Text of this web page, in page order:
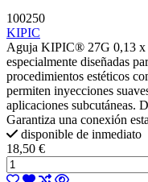
100250
KIPIC
Aguja KIPIC® 27G 0,13 x
especialmente diseñadas
procedimientos estéticos
permiten inyecciones
aplicaciones subcutáneas.
Garantiza una conexión
disponible de inmediato
18,50 €